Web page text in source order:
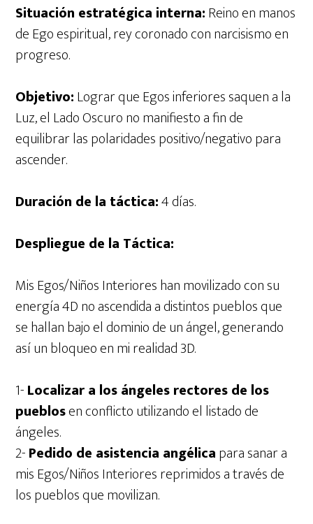
Situación estratégica interna:Reino en manos
de Ego espiritual, rey coronado con narcisismo en
progreso.
Objetivo:Lograr que Egos inferiores saquen a la
Luz, el Lado Oscuro no manifiesto a fin de
equilibrar las polaridades positivo/negativo para
ascender.
Duración de la táctica:4 días.
Despliegue de la Táctica:
Mis Egos/Niños Interiores han movilizado con su
energía 4D no ascendida a distintos pueblos que
se hallan bajo el dominio de un ángel, generando
así un bloqueo en mi realidad 3D.
1-Localizar a los ángeles rectores de los
pueblosen conflicto utilizando el listado de
ángeles.
2-Pedido de asistencia angélicapara sanar a
mis Egos/Niños Interiores reprimidos a través de
los pueblos que movilizan.